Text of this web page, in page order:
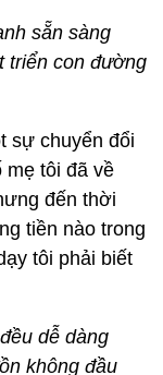
sẵn sàng
triển con đường
sự chuyển đổi
mẹ tôi đã về
đến thời
tiền nào trong
tôi phải biết
dễ dàng
không đầu